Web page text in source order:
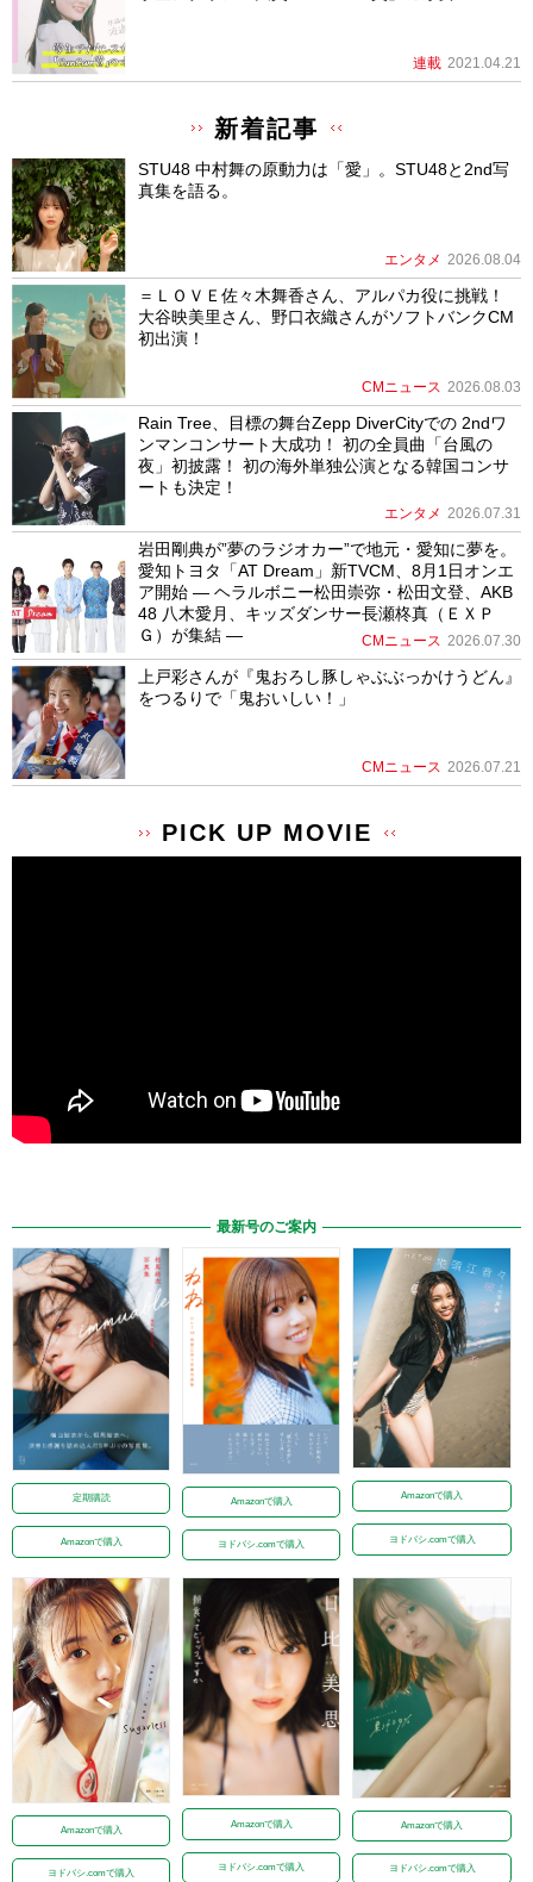
連載 2021.04.21
新着記事
STU48 中村舞の原動力は「愛」。STU48と2nd写
真集を語る。
エンタメ 2026.08.04
＝ＬＯＶＥ佐々木舞香さん、アルパカ役に挑戦！
大谷映美里さん、野口衣織さんがソフトバンクCM
初出演！
CMニュース 2026.08.03
Rain Tree、目標の舞台Zepp DiverCityでの 2ndワ
ンマンコンサート大成功！ 初の全員曲「台風の
夜」初披露！ 初の海外単独公演となる韓国コンサ
ートも決定！
エンタメ 2026.07.31
岩田剛典が”夢のラジオカー”で地元・愛知に夢を。
愛知トヨタ「AT Dream」新TVCM、8月1日オンエ
ア開始 ― ヘラルボニー松田崇弥・松田文登、AKB
48 八木愛月、キッズダンサー長瀬柊真（ＥＸＰ
Ｇ）が集結 ―
CMニュース 2026.07.30
上戸彩さんが『鬼おろし豚しゃぶぶっかけうどん』
をつるりで「鬼おいしい！」
CMニュース 2026.07.21
PICK UP MOVIE
最新号のご案内
定期購読
Amazonで購入
Amazonで購入
ヨドバシ.comで購入
Amazonで購入
ヨドバシ.comで購入
Amazonで購入
ヨドバシ.comで購入
Amazonで購入
ヨドバシ.comで購入
Amazonで購入
ヨドバシ.comで購入